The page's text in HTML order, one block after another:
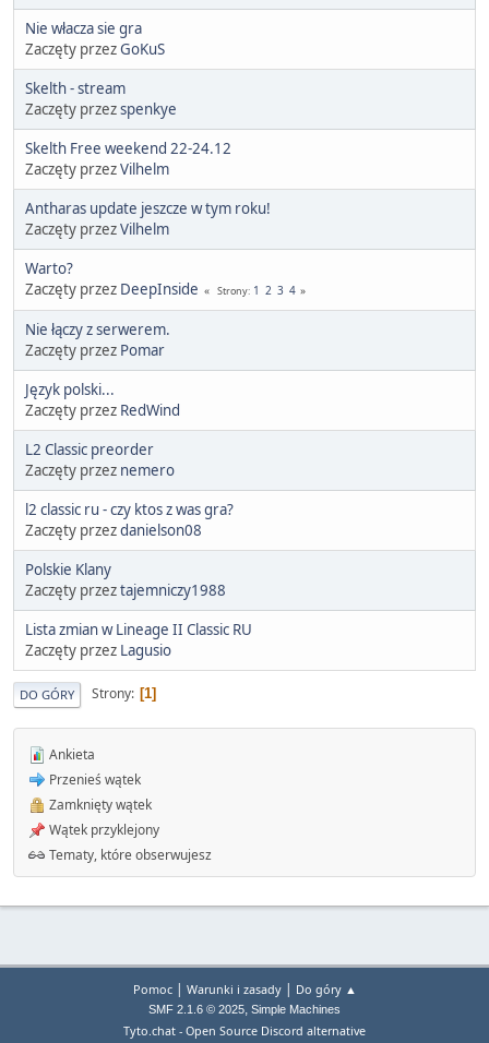
Nie włacza sie gra
Zaczęty przezGoKuS
Skelth - stream
Zaczęty przezspenkye
Skelth Free weekend 22-24.12
Zaczęty przezVilhelm
Antharas update jeszcze w tym roku!
Zaczęty przezVilhelm
Warto?
Zaczęty przez DeepInside Strony 1 2 3 4
Nie łączy z serwerem.
Zaczęty przez Pomar
Język polski...
Zaczęty przez RedWind
L2 Classic preorder
Zaczęty przez nemero
l2 classic ru - czy ktos z was gra?
Zaczęty przezdanielson08
Polskie Klany
Zaczęty przeztajemniczy1988
Lista zmian w Lineage II Classic RU
Zaczęty przez Lagusio
DO GÓRY Strony 1
Ankieta
Przenieś wątek
Zamknięty wątek
Wątek przyklejony
Tematy, które obserwujesz
Pomoc| Warunki i zasady| Do góry ▲
SMF 2.1.6 © 2025, Simple Machines
Tyto.chat - Open Source Discord alternative